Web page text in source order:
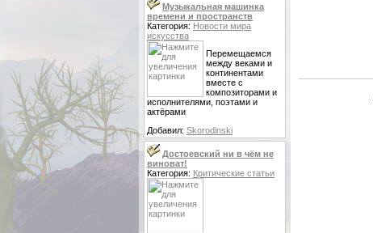
Музыкальная машинка
времени и пространств
Категория: Новости мира
искусства
Перемещаемся
между веками и
континентами
вместе с
композиторами и
исполнителями, поэтами и
актёрами
Добавил: Skorodinski
Достоевский ни в чём не
виноват!
Категория: Критические статьи